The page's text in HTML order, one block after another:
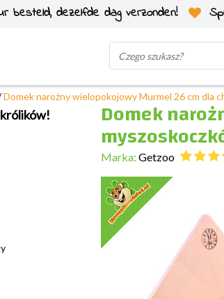
besteld, dezelfde dag verzonden!
własnego magazynu
Domek narożny wielopokojowy Murmel 26 cm dla
Domek
Marka: Getzoo